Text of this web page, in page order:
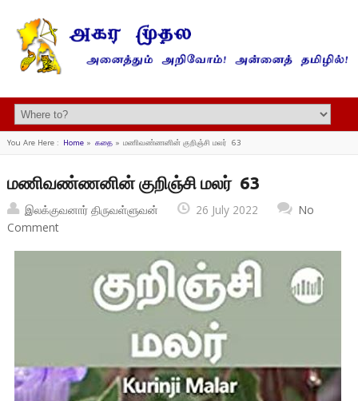
You Are Here : Home» கதை» மணிவண்ணனின் குறிஞ்சி மலர் 63
மணிவண்ணனின் குறிஞ்சி மலர் 63
இலக்குவனார் திருவள்ளுவன் 26 July 2022
No
Comment